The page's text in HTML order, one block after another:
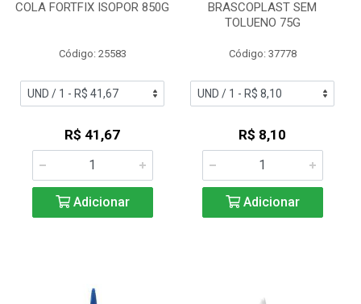
COLA FORTFIX ISOPOR 850G
Código: 25583
R$ 41,67
Adicionar
BRASCOPLAST SEM
TOLUENO 75G
Código: 37778
R$ 8,10
Adicionar